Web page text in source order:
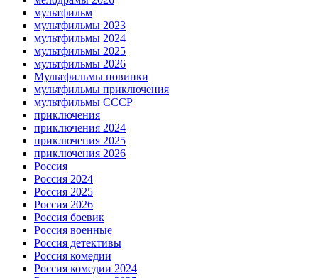
мультфильм
мультфильмы 2023
мультфильмы 2024
мультфильмы 2025
мультфильмы 2026
Мультфильмы новинки
мультфильмы приключения
мультфильмы СССР
приключения
приключения 2024
приключения 2025
приключения 2026
Россия
Россия 2024
Россия 2025
Россия 2026
Россия боевик
Россия военные
Россия детективы
Россия комедии
Россия комедии 2024